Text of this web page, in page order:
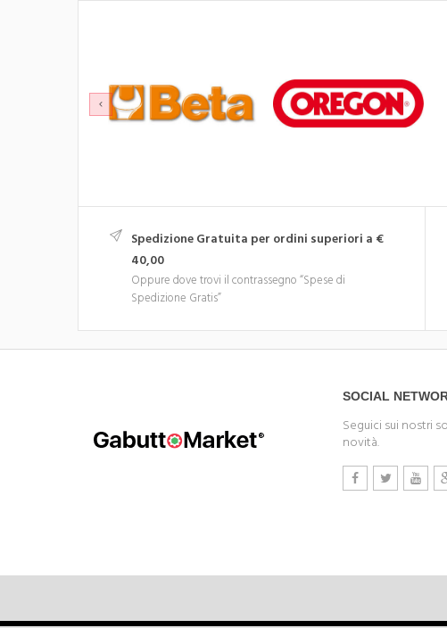
Spedizione Gratuita per ordini superiori a €
40,00
Oppure dove trovi il contrassegno “Spese di
Spedizione Gratis”
SOCIAL
Seguici sui nostri
novità.